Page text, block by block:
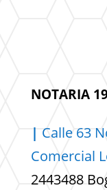
NOTARIA
| Calle 63
Comercial
2443488